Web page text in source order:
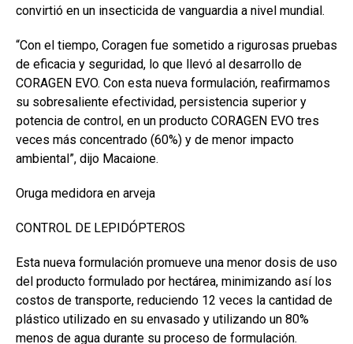
convirtió en un insecticida de vanguardia a nivel mundial.
“Con el tiempo, Coragen fue sometido a rigurosas pruebas
de eficacia y seguridad, lo que llevó al desarrollo de
CORAGEN EVO. Con esta nueva formulación, reafirmamos
su sobresaliente efectividad, persistencia superior y
potencia de control, en un producto CORAGEN EVO tres
veces más concentrado (60%) y de menor impacto
ambiental”, dijo Macaione.
Oruga medidora en arveja
CONTROL DE LEPIDÓPTEROS
Esta nueva formulación promueve una menor dosis de uso
del producto formulado por hectárea, minimizando así los
costos de transporte, reduciendo 12 veces la cantidad de
plástico utilizado en su envasado y utilizando un 80%
menos de agua durante su proceso de formulación.